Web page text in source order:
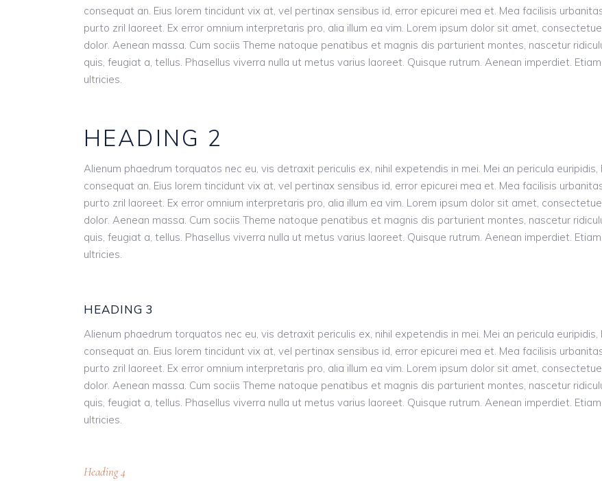
consequat an. Eius lorem tincidunt vix at, vel pertinax sensibus id, error epicurei mea et. Mea facilisis
purto zril laoreet. Ex error omnium interpretaris pro, alia illum ea vim. Lorem ipsum dolor sit amet,
dolor. Aenean massa. Cum sociis Theme natoque penatibus et magnis dis parturient montes, nascetur
quis, feugiat a, tellus. Phasellus viverra nulla ut metus varius laoreet. Quisque rutrum. Aenean imperdiet.
ultricies.
HEADING 2
Alienum phaedrum torquatos nec eu, vis detraxit periculis ex, nihil expetendis in mei. Mei an pericula
consequat an. Eius lorem tincidunt vix at, vel pertinax sensibus id, error epicurei mea et. Mea facilisis
purto zril laoreet. Ex error omnium interpretaris pro, alia illum ea vim. Lorem ipsum dolor sit amet,
dolor. Aenean massa. Cum sociis Theme natoque penatibus et magnis dis parturient montes, nascetur
quis, feugiat a, tellus. Phasellus viverra nulla ut metus varius laoreet. Quisque rutrum. Aenean imperdiet.
ultricies.
HEADING 3
Alienum phaedrum torquatos nec eu, vis detraxit periculis ex, nihil expetendis in mei. Mei an pericula
consequat an. Eius lorem tincidunt vix at, vel pertinax sensibus id, error epicurei mea et. Mea facilisis
purto zril laoreet. Ex error omnium interpretaris pro, alia illum ea vim. Lorem ipsum dolor sit amet,
dolor. Aenean massa. Cum sociis Theme natoque penatibus et magnis dis parturient montes, nascetur
quis, feugiat a, tellus. Phasellus viverra nulla ut metus varius laoreet. Quisque rutrum. Aenean imperdiet.
ultricies.
Heading 4